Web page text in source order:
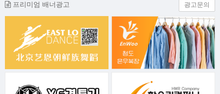
프리미엄 배너광고 광고문의